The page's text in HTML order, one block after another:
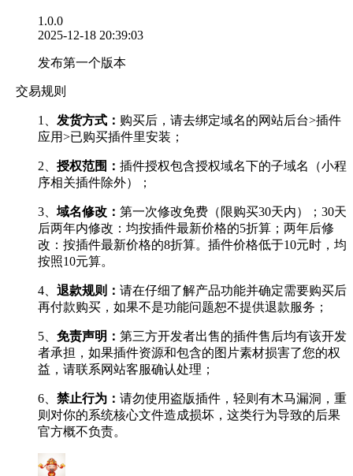
1.0.0
2025-12-18 20:39:03
发布第一个版本
交易规则
1、 发货方式： 购买后，请去绑定域名的网站后台>插件
应用>已购买插件里安装；
2、 授权范围： 插件授权包含授权域名下的子域名（小程
序相关插件除外）；
3、 域名修改： 第一次修改免费（限购买30天内）；30天
后两年内修改：均按插件最新价格的5折算；两年后修
改：按插件最新价格的8折算。插件价格低于10元时，均
按照10元算。
4、 退款规则： 请在仔细了解产品功能并确定需要购买后
再付款购买，如果不是功能问题恕不提供退款服务；
5、 免责声明： 第三方开发者出售的插件售后均有该开发
者承担，如果插件资源和包含的图片素材损害了您的权
益，请联系网站客服确认处理；
6、 禁止行为： 请勿使用盗版插件，轻则有木马漏洞，重
则对你的系统核心文件造成损坏，这类行为导致的后果
官方概不负责。